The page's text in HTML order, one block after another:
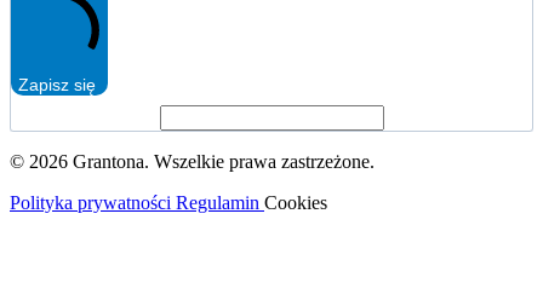
Zapisz się
© 2026 Grantona. Wszelkie prawa zastrzeżone.
Polityka prywatności Regulamin Cookies